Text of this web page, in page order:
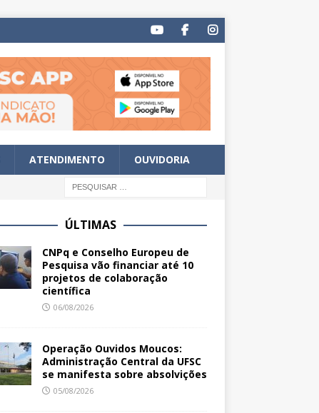
ATENDIMENTO OUVIDORIA
ÚLTIMAS
CNPq e Conselho Europeu de
Pesquisa vão financiar até 10
projetos de colaboração
científica
06/08/2026
Operação Ouvidos Moucos:
Administração Central da UFSC
se manifesta sobre absolvições
05/08/2026